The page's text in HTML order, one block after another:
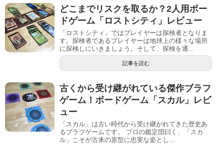
どこまでリスクを取るか？2人用ボー
ドゲーム「ロストシティ」レビュー
「ロストシティ」ではプレイヤーは探検者となりま
す。探検者であるプレイヤーは地球上の様々な場所
に探検しにいきましょう。そして、探検を通...
記事を読む
古くから受け継がれている傑作ブラフ
ゲーム！ボードゲーム「スカル」レビ
ュー
「スカル」は古い時代から受け継がれてきた歴史あ
るブラフゲームです。 プロの鑑定団曰く、「スカ
ル」こそが古来の原型に忠実な姿とし...